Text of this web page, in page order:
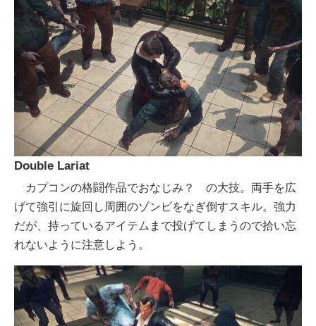
Double Lariat
カプコンの格闘作品でおなじみ？ の大技。両手を広
げて強引に旋回し周囲のゾンビをなぎ倒すスキル。強力
だが、持っているアイテムまで投げてしまうので拾い忘
れないように注意しよう。